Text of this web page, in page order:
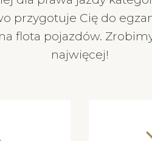
przygotuje Cię do
flota pojazdów.
najwięcej!